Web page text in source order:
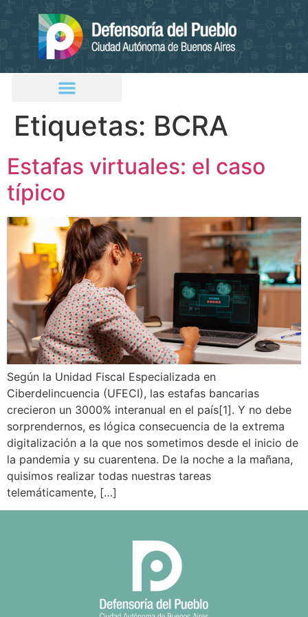
Etiquetas: BCRA
Estafas virtuales: el caso
típico
Según la Unidad Fiscal Especializada en
Ciberdelincuencia (UFECI), las estafas bancarias
crecieron un 3000% interanual en el país[1]. Y no debe
sorprendernos, es lógica consecuencia de la extrema
digitalización a la que nos sometimos desde el inicio de
la pandemia y su cuarentena. De la noche a la mañana,
quisimos realizar todas nuestras tareas
telemáticamente, […]